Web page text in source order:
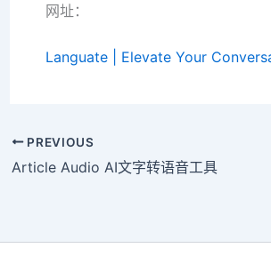
网址：
Languate | Elevate Your
PREVIOUS
Article Audio AI文字转语音工具